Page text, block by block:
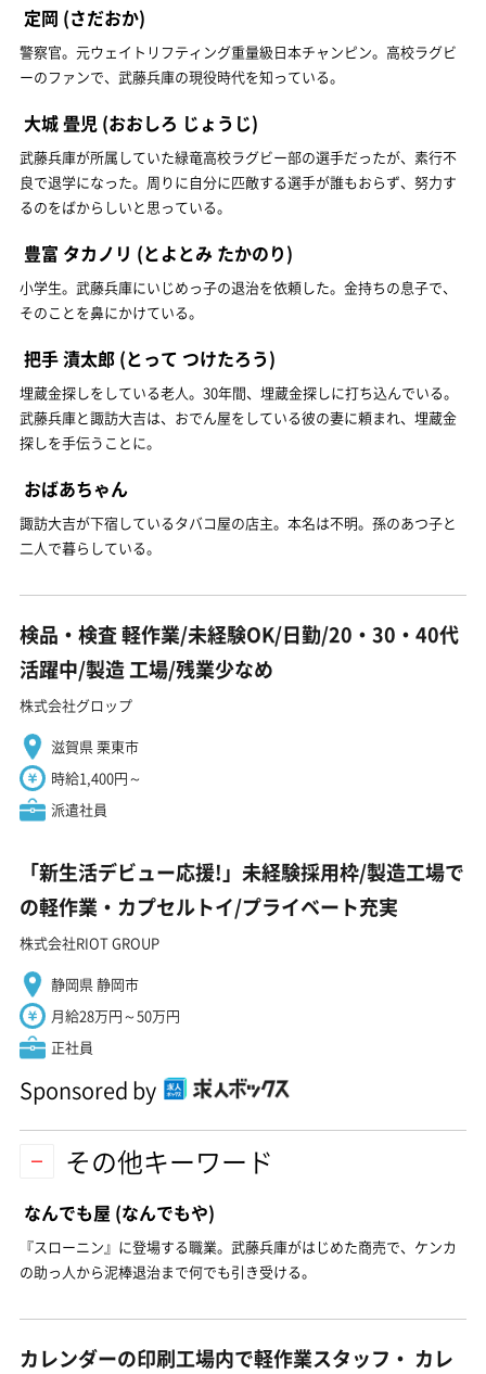
定岡 (さだおか)
警察官。元ウェイトリフティング重量級日本チャンピン。高校ラグビ
ーのファンで、武藤兵庫の現役時代を知っている。
大城 畳児 (おおしろ じょうじ)
武藤兵庫が所属していた緑竜高校ラグビー部の選手だったが、素行不
良で退学になった。周りに自分に匹敵する選手が誰もおらず、努力す
るのをばからしいと思っている。
豊富 タカノリ (とよとみ たかのり)
小学生。武藤兵庫にいじめっ子の退治を依頼した。金持ちの息子で、
そのことを鼻にかけている。
把手 漬太郎 (とって つけたろう)
埋蔵金探しをしている老人。30年間、埋蔵金探しに打ち込んでいる。
武藤兵庫と諏訪大吉は、おでん屋をしている彼の妻に頼まれ、埋蔵金
探しを手伝うことに。
おばあちゃん
諏訪大吉が下宿しているタバコ屋の店主。本名は不明。孫のあつ子と
二人で暮らしている。
検品・検査 軽作業/未経験OK/日勤/20・30・40代
活躍中/製造 工場/残業少なめ
株式会社グロップ
滋賀県 栗東市
時給1,400円～
派遣社員
「新生活デビュー応援!」未経験採用枠/製造工場で
の軽作業・カプセルトイ/プライベート充実
株式会社RIOT GROUP
静岡県 静岡市
月給28万円～50万円
正社員
Sponsored by
その他キーワード
なんでも屋 (なんでもや)
『スローニン』に登場する職業。武藤兵庫がはじめた商売で、ケンカ
の助っ人から泥棒退治まで何でも引き受ける。
カレンダーの印刷工場内で軽作業スタッフ・ カレ